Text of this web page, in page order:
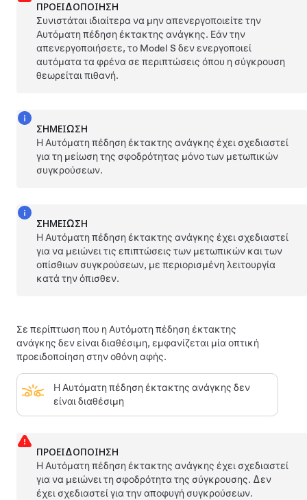
ΠΡΟΕΙΔΟΠΟΊΗΣΗ
Συνιστάται ιδιαίτερα να μην απενεργοποιείτε την
Αυτόματη πέδηση έκτακτης ανάγκης. Εάν την
απενεργοποιήσετε, το Model S δεν ενεργοποιεί
αυτόματα τα φρένα σε περιπτώσεις όπου η σύγκρουση
θεωρείται πιθανή.
ΣΗΜΕΊΩΣΗ
Η Αυτόματη πέδηση έκτακτης ανάγκης έχει σχεδιαστεί
για τη μείωση της σφοδρότητας μόνο των μετωπικών
συγκρούσεων.
ΣΗΜΕΊΩΣΗ
Η Αυτόματη πέδηση έκτακτης ανάγκης έχει σχεδιαστεί
για να μειώνει τις επιπτώσεις των μετωπικών και των
οπίσθιων συγκρούσεων, με περιορισμένη λειτουργία
κατά την όπισθεν.
Σε περίπτωση που η Αυτόματη πέδηση έκτακτης
ανάγκης δεν είναι διαθέσιμη, εμφανίζεται μία οπτική
προειδοποίηση στην οθόνη αφής.
Η Αυτόματη πέδηση έκτακτης ανάγκης δεν
είναι διαθέσιμη
ΠΡΟΕΙΔΟΠΟΊΗΣΗ
Η Αυτόματη πέδηση έκτακτης ανάγκης έχει σχεδιαστεί
για να μειώνει τη σφοδρότητα της σύγκρουσης. Δεν
έχει σχεδιαστεί για την αποφυγή συγκρούσεων.